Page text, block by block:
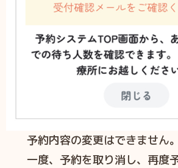
予約内容の変更はできません。
一度、予約を取り消し、再度